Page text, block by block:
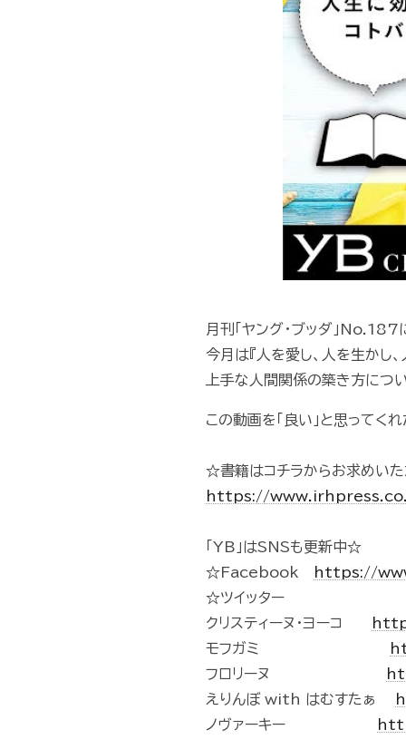
月刊「ヤング・ブッダ」
今月は『人を愛し、人を生かし
上手な人間関係の築き方につ
この動画を「良い」と思って
☆書籍はコチラからお求めい
https://
「YB」はSNSも更新中☆
☆Facebook
https://
☆ツイッター
クリスティーヌ・ヨーコ
モフガミ
フロリーヌ
えりんぼ with はむすたぁ
ノヴァーキー